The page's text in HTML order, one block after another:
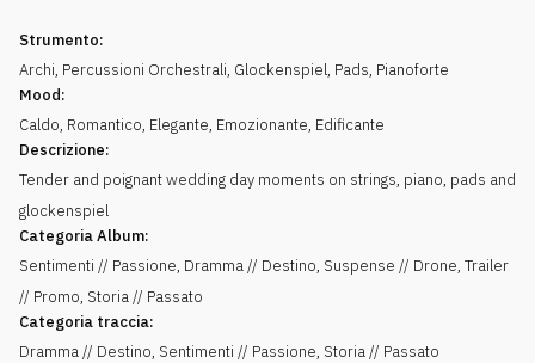
Strumento:
Archi, Percussioni Orchestrali, Glockenspiel, Pads, Pianoforte
Mood:
Caldo, Romantico, Elegante, Emozionante, Edificante
Descrizione:
Tender and poignant wedding day moments on strings, piano, pads and
glockenspiel
Categoria Album:
Sentimenti // Passione, Dramma // Destino, Suspense // Drone, Trailer
// Promo, Storia // Passato
Categoria traccia:
Dramma // Destino, Sentimenti // Passione, Storia // Passato